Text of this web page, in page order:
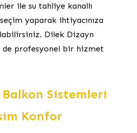
ile su tahliye kanallı
yaparak ihtiyacınıza
Dilek Dizayn
profesyonel bir hizmet
Balkon Sistemleri
Konfor